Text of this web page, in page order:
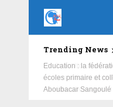
Trending News
Education : la
écoles primaire et
Aboubacar Sangoulé